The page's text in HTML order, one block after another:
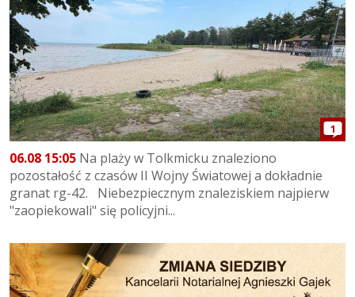
1
06.08 15:05 Na plaży w Tolkmicku znaleziono
pozostałość z czasów II Wojny Światowej a dokładnie
granat rg-42. Niebezpiecznym znaleziskiem najpierw
"zaopiekowali" się policyjni...